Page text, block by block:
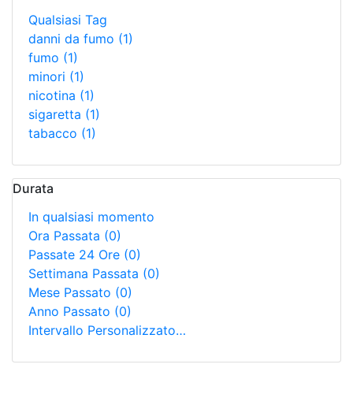
Qualsiasi Tag
danni da fumo (1)
fumo (1)
minori (1)
nicotina (1)
sigaretta (1)
tabacco (1)
Durata
In qualsiasi momento
Ora Passata (0)
Passate 24 Ore (0)
Settimana Passata (0)
Mese Passato (0)
Anno Passato (0)
Intervallo Personalizzato…